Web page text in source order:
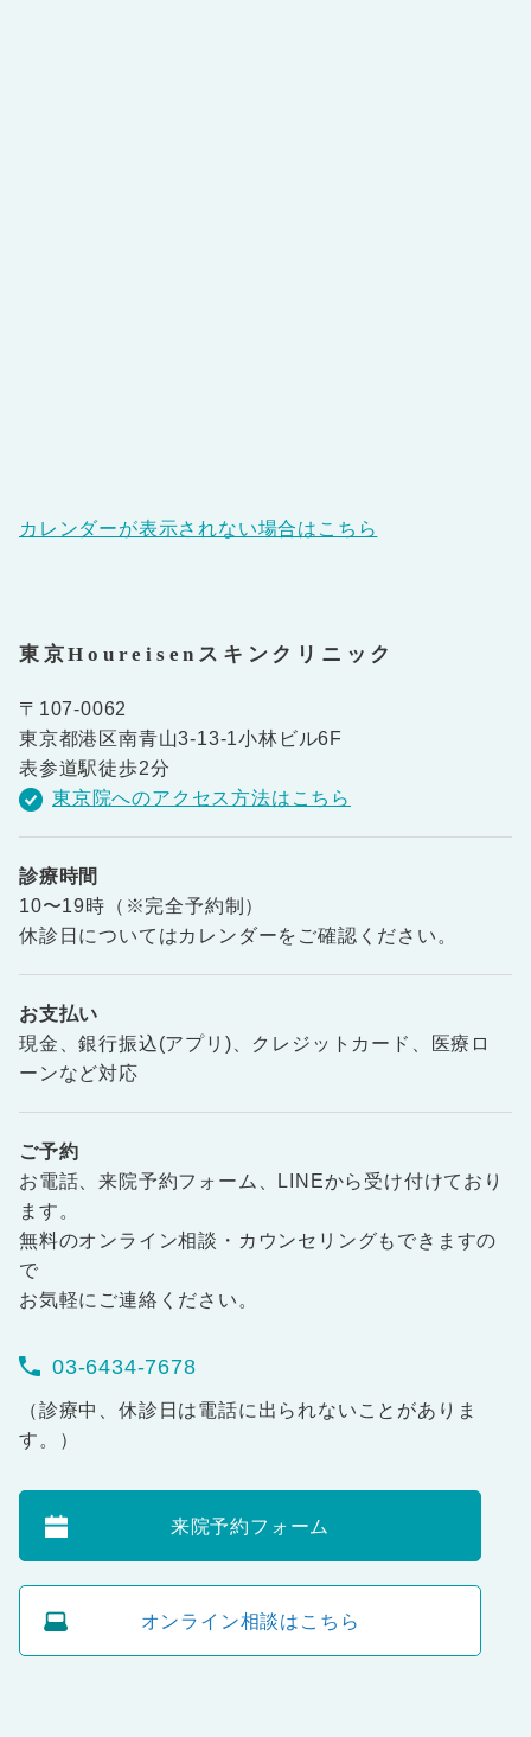
カレンダーが表示されない場合はこちら
東京Houreisenスキンクリニック
〒107-0062
東京都港区南青山3-13-1小林ビル6F
表参道駅徒歩2分
東京院へのアクセス方法はこちら
診療時間
10〜19時（※完全予約制）
休診日についてはカレンダーをご確認ください。
お支払い
現金、銀行振込(アプリ)、クレジットカード、医療ロ
ーンなど対応
ご予約
お電話、来院予約フォーム、LINEから受け付けており
ます。
無料のオンライン相談・カウンセリングもできますの
で
お気軽にご連絡ください。
03-6434-7678
（診療中、休診日は電話に出られないことがありま
す。）
来院予約フォーム
オンライン相談はこちら